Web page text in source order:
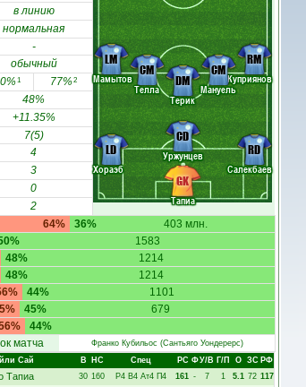
Тапиа
Хораэб
Уржунцев
Салекбаев
Мамытов
Терик
Телла Мануель
Куприянов
GK
LD
CD
RD
LM
DM
CM CM
RM
в линию
нормальная
-
обычный
1 77%2
48%
+11.35%
7(5)
4
3
0
2
64% 403 млн.
36%
1583
1214
48%
1214
48%
1101
44%
679
45%
44%
матча Франко Кубильос (Сантьяго Уондерерс)
Сай В НC Спец РC ФУ/В Г/П О ЗС РФ
Тапиа 30 160 Р4 В4 Ат4 П4 161 - 7 1 5.1 72 117